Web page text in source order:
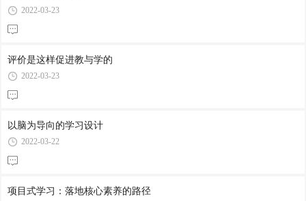
2022-03-23
评价是这样促进教与学的
2022-03-23
以脑为导向的学习设计
2022-03-22
项目式学习：落地核心素养的路径